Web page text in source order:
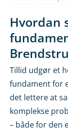
Hvordan
Tillid udgør et
fundament for
det lettere at
komplekse
– både for den